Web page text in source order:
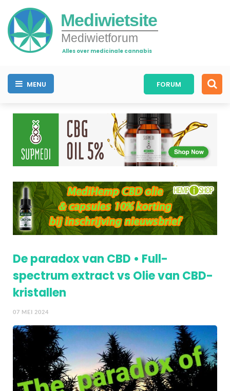
Mediwietsite
Mediwietforum
Alles over medicinale cannabis
MENU FORUM
De paradox van CBD • Full-
spectrum extract vs Olie van CBD-
kristallen
07 MEI 2024